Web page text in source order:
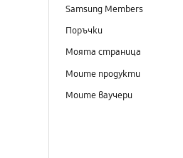
Samsung Members
Поръчки
Моята страница
Моите продукти
Моите ваучери